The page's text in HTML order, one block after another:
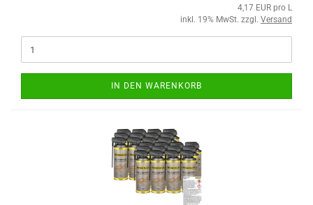
4,17 EUR pro L
inkl. 19% MwSt. zzgl. Versand
IN DEN WARENKORB